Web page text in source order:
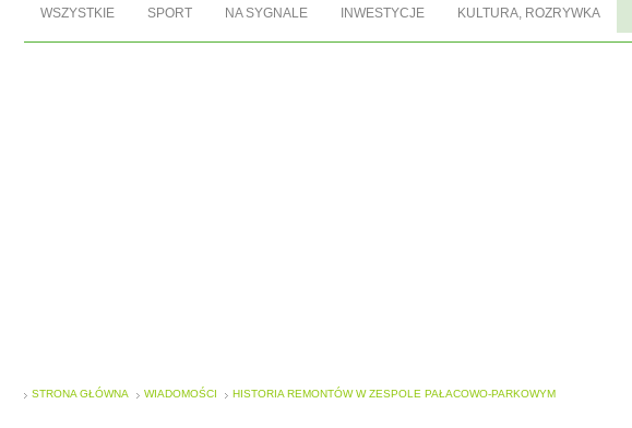
WSZYSTKIE SPORT NA SYGNALE INWESTYCJE KULTURA, ROZRYWKA
STRONA GŁÓWNA WIADOMOŚCI HISTORIA REMONTÓW W ZESPOLE PAŁACOWO-PARKOWYM